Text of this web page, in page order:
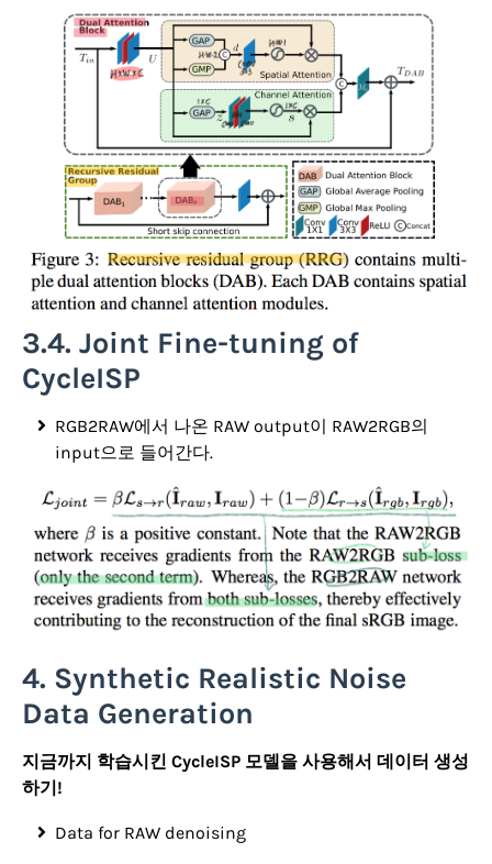
3.4. Joint Fine-tuning of
CycleISP
RGB2RAW에서 나온 RAW output이 RAW2RGB의
input으로 들어간다.
4. Synthetic Realistic Noise
Data Generation
지금까지 학습시킨 CycleISP 모델을 사용해서 데이터 생성
하기!
Data for RAW denoising